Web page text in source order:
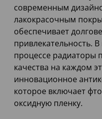
современным
лакокрасочным
обеспечивает
привлекательность.
процессе радиаторы
качества на каждом
инновационное
которое включает
оксидную пленку.